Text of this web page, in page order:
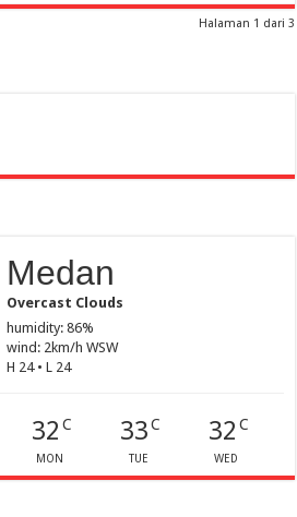
Halaman 1 dari 3
Medan
Overcast Clouds
humidity: 86%
wind: 2km/h WSW
H 24 • L 24
32 C
MON
33C
TUE
32 C
WED